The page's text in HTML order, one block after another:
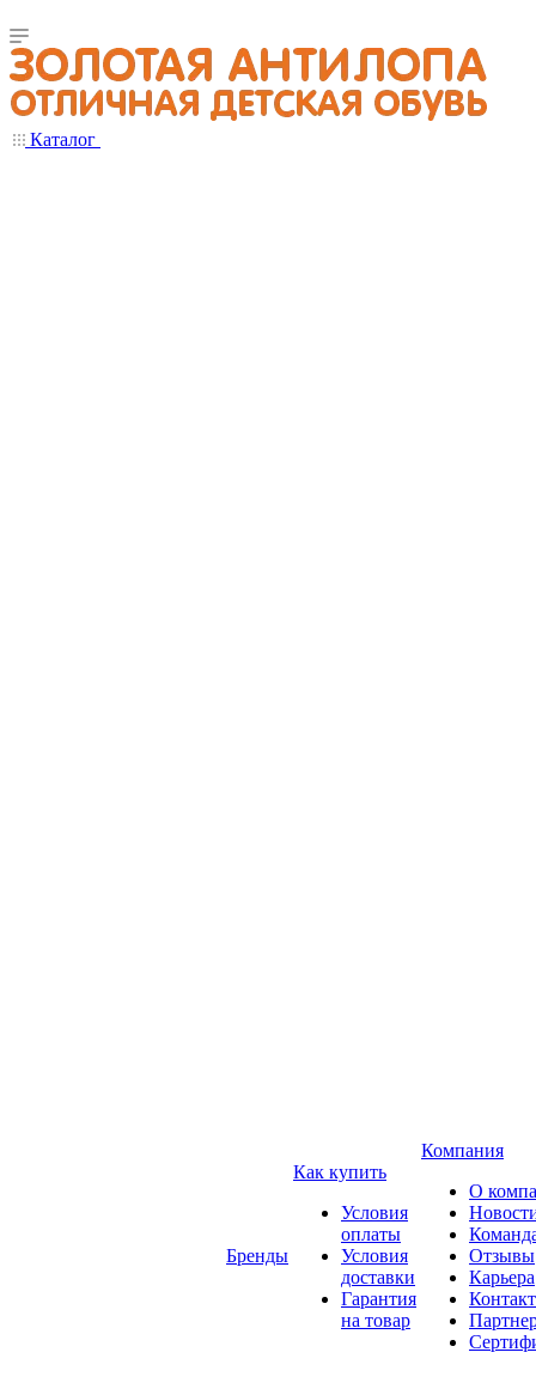
Каталог
Бренды
Как купить
Условия
оплаты
Условия
доставки
Гарантия
на товар
Компания
О
Отзывы
Карьера